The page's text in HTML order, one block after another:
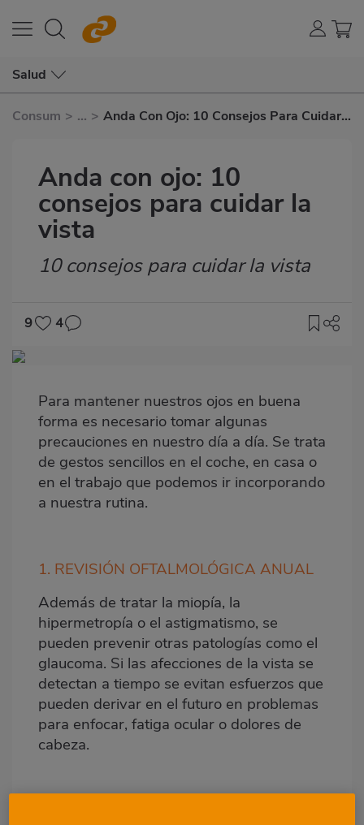
Salud
Consum > ... > Anda Con Ojo: 10 Consejos Para Cuidar
Anda con ojo: 10
consejos para cuidar la
vista
Subtítulo
10 consejos para cuidar la vista
9
4
Imagen
Body
Para mantener nuestros ojos en buena
forma es necesario tomar algunas
precauciones en nuestro día a día. Se trata
de gestos sencillos en el coche, en casa o
en el trabajo que podemos ir incorporando
a nuestra rutina.
1. REVISIÓN OFTALMOLÓGICA ANUAL
Además de tratar la miopía, la
hipermetropía o el astigmatismo, se
pueden prevenir otras patologías como el
glaucoma. Si las afecciones de la vista se
detectan a tiempo se evitan esfuerzos que
pueden derivar en el futuro en problemas
para enfocar, fatiga ocular o dolores de
cabeza.